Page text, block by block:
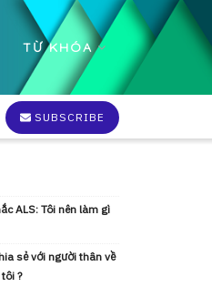
TỪ KHÓA
SUBSCRIBE
ALS: Tôi nên làm gì
sẻ với người thân về
?